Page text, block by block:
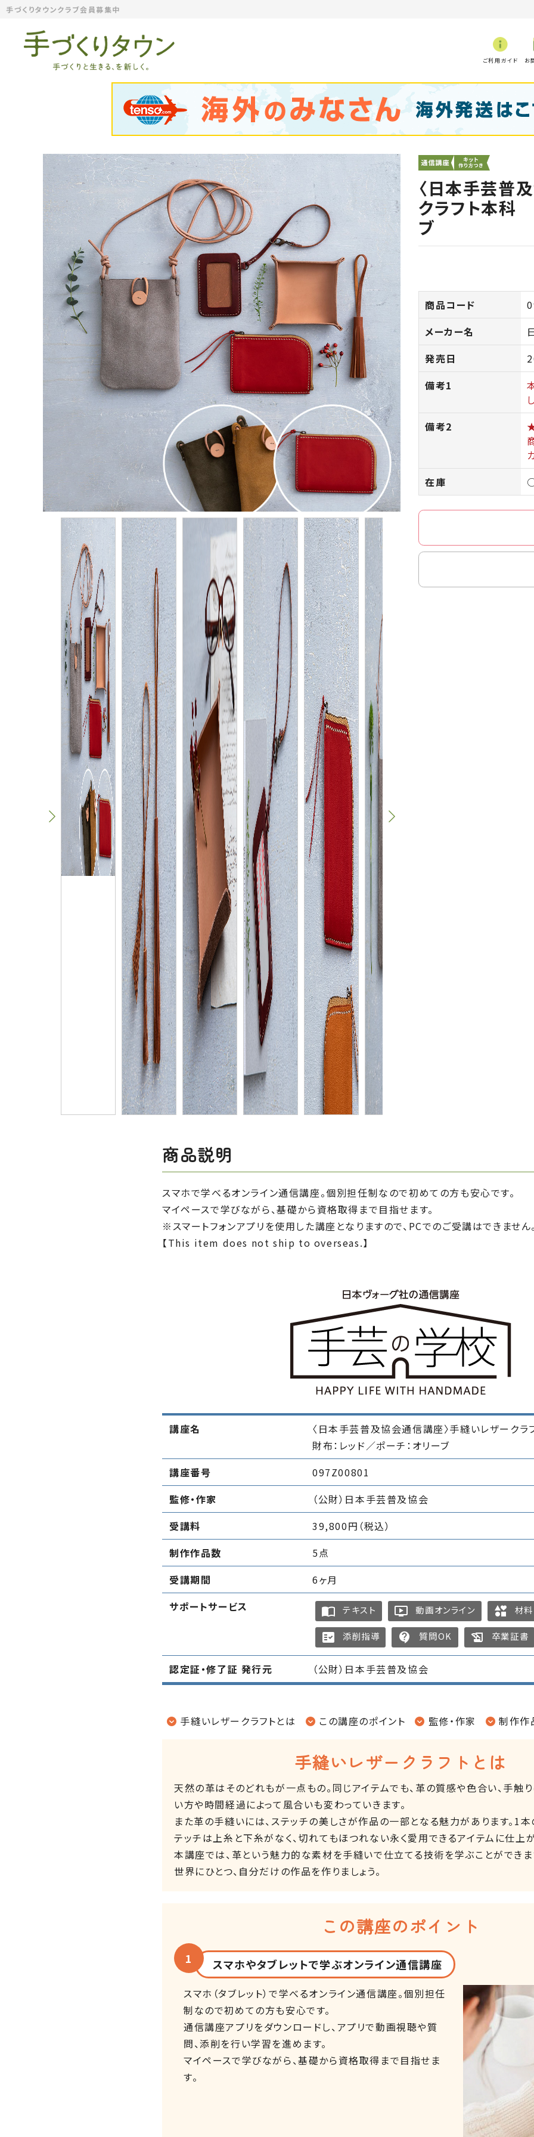
手づくりタウンクラブ会員募集中
ご利用ガイド お
〈日本手芸普
クラフト本科
ブ
商品コード
メーカー名
発売日
備考1
備考2
在庫
商品説明
スマホで学べるオンライン通信講座。個別担任制なので初めての方も安心です。
マイペースで学びながら、基礎から資格取得まで目指せます。
※スマートフォンアプリを使用した講座となりますので、PCでのご受講はできません
【This item does not ship to overseas.】
講座名
〈日本手芸普及協会通信講座〉手縫いレザークラ
財布：レッド／ポーチ：オリーブ
講座番号
097Z00801
監修・作家
（公財）日本手芸普及協会
受講料
39,800円（税込）
制作作品数
5点
受講期間
6ヶ月
サポートサービス
import_contacts テキスト ondemand_video 動画オンライン interests 材料
fact_check 添削指導 contact_support 質問OK history_edu 卒業証書
認定証・修了証 発行元 （公財）日本手芸普及協会
手縫いレザークラフトとは この講座のポイント 監修・作家 制作作
手縫いレザークラフトとは
天然の革はそのどれもが一点もの。同じアイテムでも、革の質感や色合い、手触
い方や時間経過によって風合いも変わっていきます。
また革の手縫いには、ステッチの美しさが作品の一部となる魅力があります。1
テッチは上糸と下糸がなく、切れてもほつれない永く愛用できるアイテムに仕上
本講座では、革という魅力的な素材を手縫いで仕立てる技術を学ぶことができま
世界にひとつ、自分だけの作品を作りましょう。
この講座のポイント
スマホやタブレットで学ぶオンライン通信講座
スマホ（タブレット）で学べるオンライン通信講座。個別担任
制なので初めての方も安心です。
通信講座アプリをダウンロードし、アプリで動画視聴や質
問、添削を行い学習を進めます。
マイペースで学びながら、基礎から資格取得まで目指せま
す。